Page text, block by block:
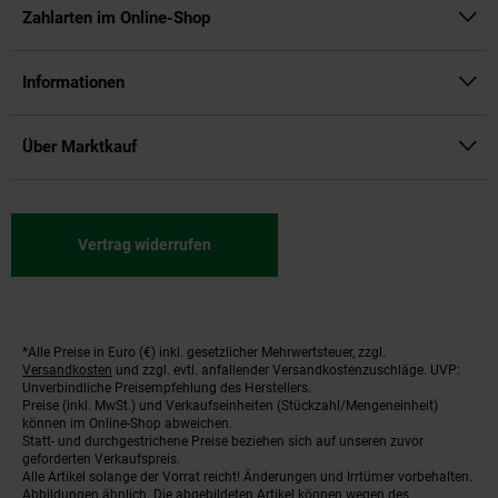
Zahlarten im Online-Shop
Informationen
Über Marktkauf
Vertrag widerrufen
Fußnoten
*Alle Preise in Euro (€) inkl. gesetzlicher Mehrwertsteuer, zzgl.
Versandkosten und zzgl. evtl. anfallender Versandkostenzuschläge. UVP:
Unverbindliche Preisempfehlung des Herstellers.
Preise (inkl. MwSt.) und Verkaufseinheiten (Stückzahl/Mengeneinheit)
können im Online-Shop abweichen.
Statt- und durchgestrichene Preise beziehen sich auf unseren zuvor
geforderten Verkaufspreis.
Alle Artikel solange der Vorrat reicht! Änderungen und Irrtümer vorbehalten.
Abbildungen ähnlich. Die abgebildeten Artikel können wegen des